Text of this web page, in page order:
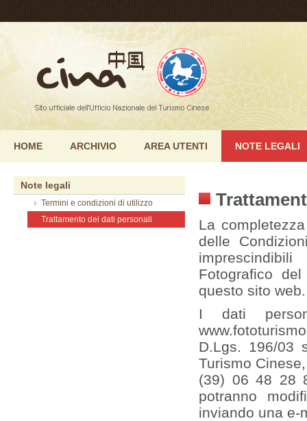
HOME ARCHIVIO AREA UTENTI NOTE LEGALI
Note legali
Termini e condizioni di utilizzo
Trattamento dei dati personali
La
delle
Fotografico
questo sito web.
I dati
D.Lgs. 196/03
Turismo
(39) 06 48 28
potranno
inviando una e-